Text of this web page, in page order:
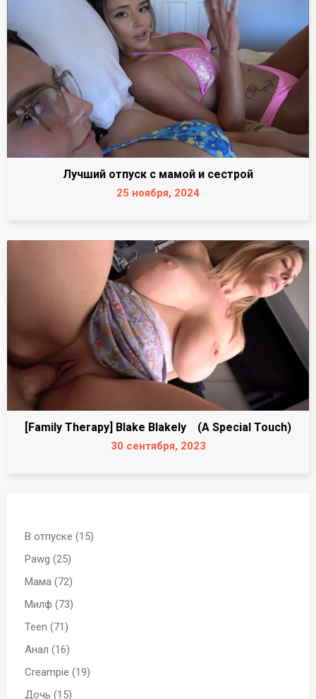
Лучший отпуск с мамой и сестрой
25 ноября, 2024
[Family Therapy] Blake Blakely (A Special Touch)
30 сентября, 2023
В отпуске (15)
Pawg (25)
Мама (72)
Милф (73)
Teen (71)
Анал (16)
Creampie (19)
Дочь (15)